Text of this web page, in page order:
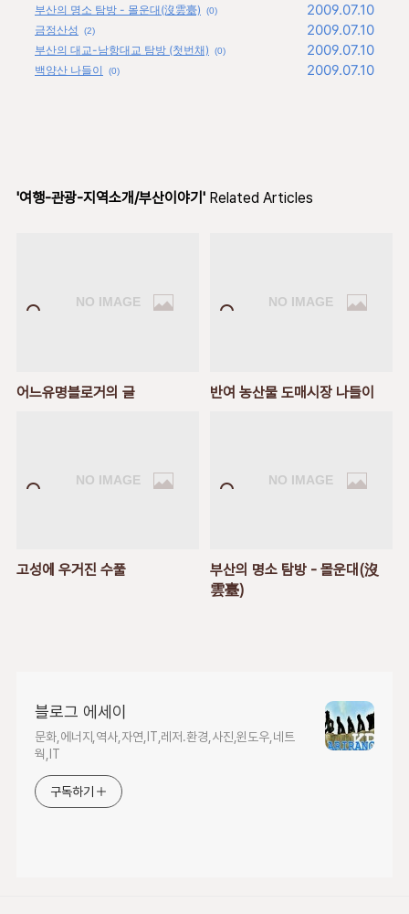
부산의 명소 탐방 - 몰운대(沒雲臺) (0) 2009.07.10
금정산성 (2) 2009.07.10
부산의 대교-남항대교 탐방 (첫번채) (0) 2009.07.10
백양산 나들이 (0) 2009.07.10
'여행-관광-지역소개/부산이야기' Related Articles
어느유명블로거의 글 반여 농산물 도매시장 나들이
고성에 우거진 수풀
부산의 명소 탐방 - 몰운대(沒
雲臺)
블로그 에세이
문화,에너지,역사,자연,IT,레저.환경,사진,윈도우,네트
웍,IT
구독하기